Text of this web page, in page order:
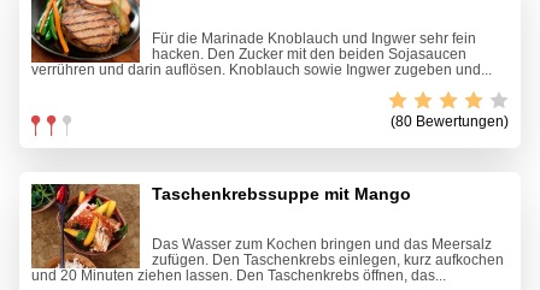
Für die Marinade Knoblauch und Ingwer sehr fein
hacken. Den Zucker mit den beiden Sojasaucen
verrühren und darin auflösen. Knoblauch sowie Ingwer zugeben und...
(80 Bewertungen)
Taschenkrebssuppe mit Mango
Das Wasser zum Kochen bringen und das Meersalz
zufügen. Den Taschenkrebs einlegen, kurz aufkochen
und 20 Minuten ziehen lassen. Den Taschenkrebs öffnen, das...